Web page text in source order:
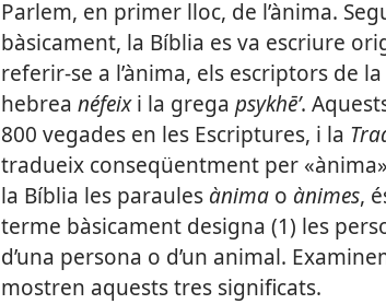
Parlem, en primer lloc, de l’ànima.
bàsicament, la Bíblia es va escriure
referir-se a l’ànima, els escriptors de
hebrea néfeixi la grega psykhēʹ.
800 vegades en les Escriptures, i la
tradueix conseqüentment per
la Bíblia les paraules ànima o ànimes,
terme bàsicament designa (1) les
d’una persona o d’un animal.
mostren aquests tres significats.